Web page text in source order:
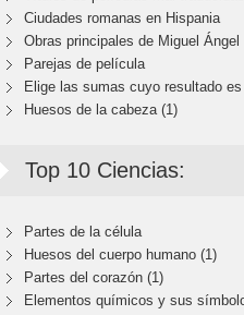
Ciudades romanas en Hispania
Obras principales de Miguel Ángel
Parejas de película
Elige las sumas cuyo resultado
Huesos de la cabeza (1)
Top 10 Ciencias:
Partes de la célula
Huesos del cuerpo humano (1)
Partes del corazón (1)
Elementos químicos y sus